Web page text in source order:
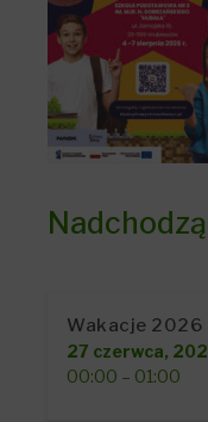
Wakacje 2026
27 czerwca,
00:00 – 01:00